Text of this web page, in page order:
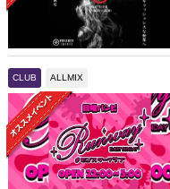
CLUB ALLMIX